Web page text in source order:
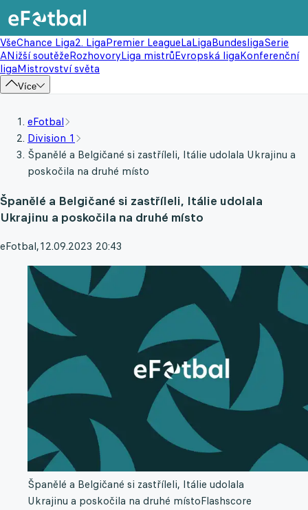
VšeChance Liga2. LigaPremier LeagueLaLigaBundesligaSerie
ANižší soutěžeRozhovoryLiga mistrůEvropská ligaKonferenční
ligaMistrovství světa
Více
eFotbal
Division 1
Španělé a Belgičané si zastříleli, Itálie udolala Ukrajinu a
poskočila na druhé místo
Španělé a Belgičané si zastříleli, Itálie udolala
Ukrajinu a poskočila na druhé místo
eFotbal,12.09.2023 20:43
Španělé a Belgičané si zastříleli, Itálie udolala
Ukrajinu a poskočila na druhé místoFlashscore